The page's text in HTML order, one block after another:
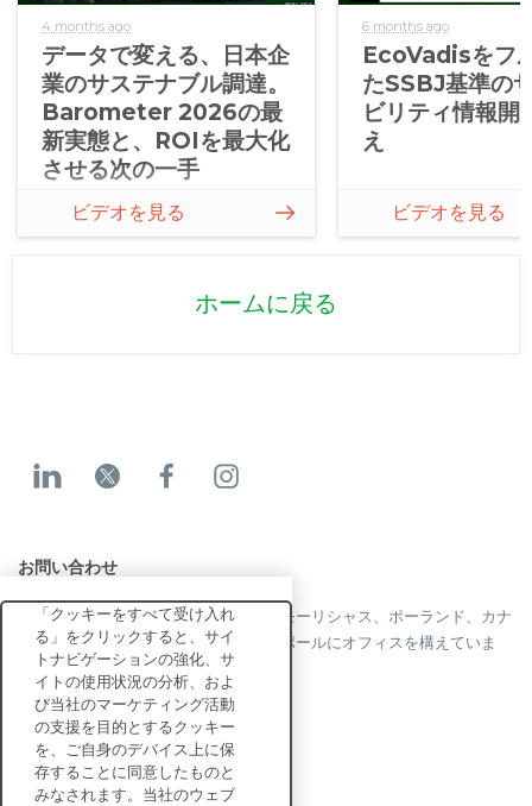
4 months ago
データで変える、日本企
業のサステナブル調達。
Barometer 2026の最
新実態と、ROIを最大化
させる次の一手
ビデオを見る
6 months ago
EcoVadisをフ
たSSBJ基準の
ビリティ情報開
え
ビデオを見る
ホームに戻る
お問い合わせ
当社はフランス、米国、英国、香港、モーリシャス、ポーランド、カナ
ダ、ドイツ、日本、スペイン、シンガポールにオフィスを構えていま
す。
お問い合わせ
「クッキーをすべて受け入れ
る」をクリックすると、サイ
トナビゲーションの強化、サ
イトの使用状況の分析、およ
び当社のマーケティング活動
の支援を目的とするクッキー
を、ご自身のデバイス上に保
存することに同意したものと
みなされます。当社のウェブ